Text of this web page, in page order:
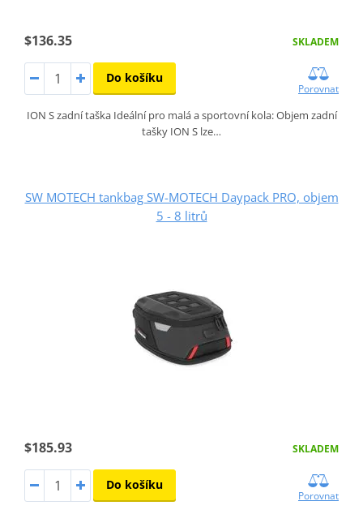
$136.35 SKLADEM
Do košíku
Porovnat
ION S zadní taška Ideální pro malá a sportovní kola: Objem zadní
tašky ION S lze…
SW MOTECH tankbag SW-MOTECH Daypack PRO, objem
5 - 8 litrů
$185.93 SKLADEM
Do košíku
Porovnat